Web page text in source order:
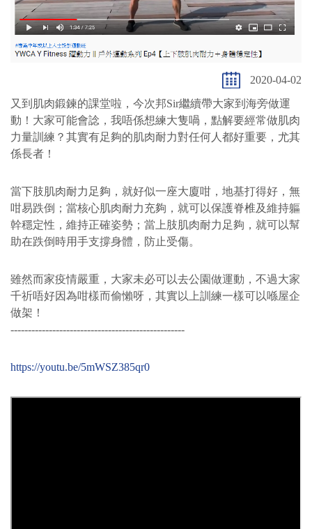
2020-04-02
又到肌肉鍛鍊的課堂啦，今次邦Sir繼續帶大家到海旁做運
動！大家可能會諗，我唔係想練大隻喎，點解要經常做肌肉
力量訓練？其實有足夠的肌肉耐力對任何人都好重要，尤其
係長者！
當下肢肌肉耐力足夠，就好似一座大廈咁，地基打得好，無
咁易跌倒；當核心肌肉耐力充夠，就可以保護脊椎及維持軀
幹穩定性，維持正確姿勢；當上肢肌肉耐力足夠，就可以幫
助在跌倒時用手支撐身體，防止受傷。
雖然而家疫情嚴重，大家未必可以去公園做運動，不過大家
千祈唔好因為咁樣而偷懶呀，其實以上訓練一樣可以喺屋企
做架！
--------------------------------------------------
https://youtu.be/5mWSZ385qr0